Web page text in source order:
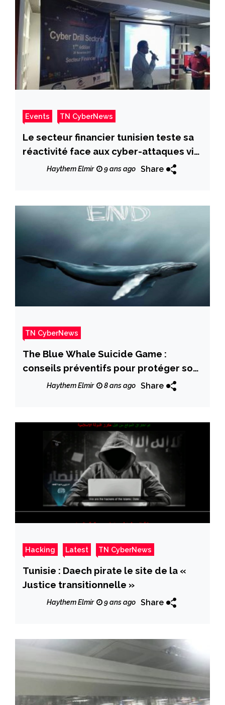
Events TN CyberNews
Le secteur financier tunisien teste sa
réactivité face aux cyber-attaques via
des exercices de simulation
Haythem Elmir 9 ans ago Share
TN CyberNews
The Blue Whale Suicide Game :
conseils préventifs pour protéger son
enfantHaythem Elmir 8 ans ago Share
Hacking Latest TN CyberNews
Tunisie : Daech pirate le site de la «
Justice transitionnelle »
Haythem Elmir 9 ans ago Share